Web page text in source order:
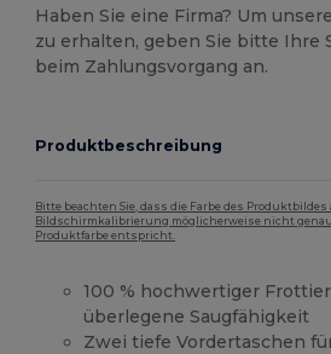
Haben Sie eine Firma? Um
zu erhalten, geben Sie bitte Ihre
beim Zahlungsvorgang an.
Produktbeschreibung
Bitte beachten Sie, dass die Farbe des
Bildschirmkalibrierung möglicherweise nicht
Produktfarbe entspricht.
100 % hochwertiger
überlegene Saugfähigkeit
Zwei tiefe Vordertaschen